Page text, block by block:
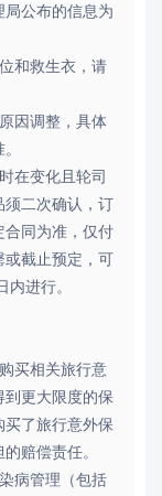
公布的信息为
和救生衣，请
因调整，具体
在变化且轮司
须二次确认，订
合同为准，仅付
或截止预定，可
进行。
买相关旅行意
更大限度的保
了旅行意外保
赔偿责任。
病管理（包括